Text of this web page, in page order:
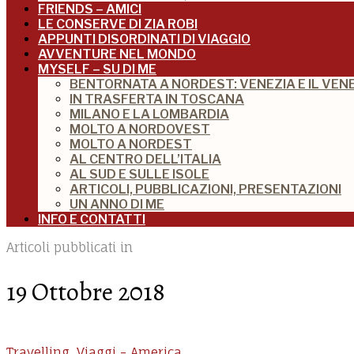
FRIENDS – AMICI
LE CONSERVE DI ZIA ROBI
APPUNTI DISORDINATI DI VIAGGIO
AVVENTURE NEL MONDO
MYSELF – SU DI ME
BENTORNATA A NORDEST: VENEZIA E IL
IN TRASFERTA IN TOSCANA
MILANO E LA LOMBARDIA
MOLTO A NORDOVEST
MOLTO A NORDEST
AL CENTRO DELL’ITALIA
AL SUD E SULLE ISOLE
ARTICOLI, PUBBLICAZIONI, PRESENTAZIONI
UN ANNO DI ME
INFO E CONTATTI
Articoli pubblicati in
19 Ottobre 2018